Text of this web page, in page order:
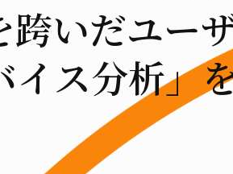
跨いだユー
ス分析」